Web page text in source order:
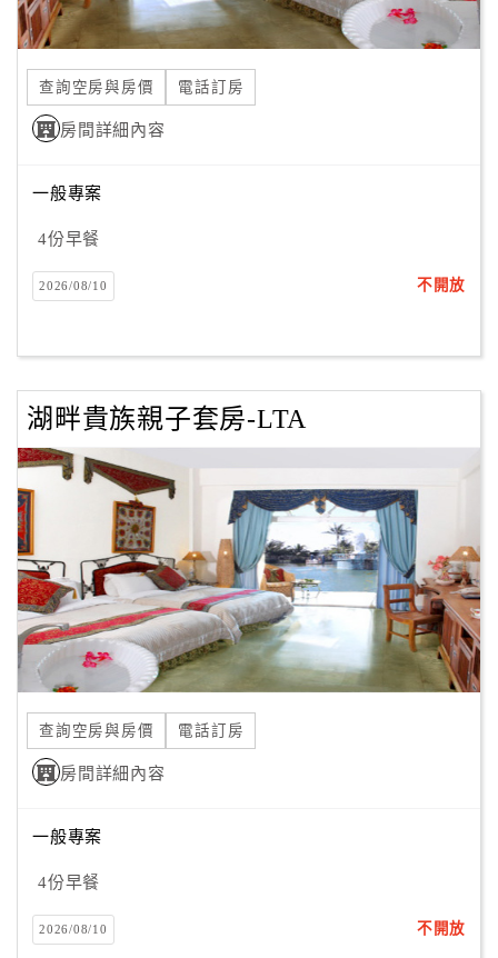
作
提
案
飯
合
廠
合
旅
伴
計
商
品
宣
查詢空房與房價 電話訂房
房間詳細內容
一般專案
4份早餐
2026/08/10 不開放
湖畔貴族親子套房-LTA
查詢空房與房價 電話訂房
房間詳細內容
一般專案
4份早餐
2026/08/10 不開放